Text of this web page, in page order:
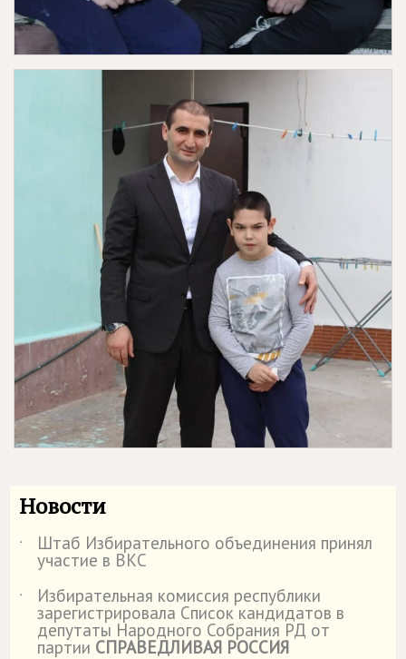
Новости
˙ Штаб Избирательного объединения принял
участие в ВКС
˙
Избирательная комиссия республики
зарегистрировала Список кандидатов в
депутаты Народного Собрания РД от
партии СПРАВЕДЛИВАЯ РОССИЯ